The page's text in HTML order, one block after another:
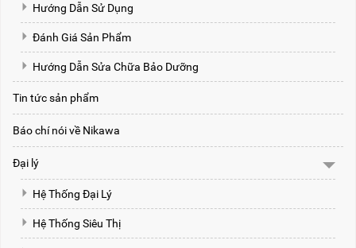
Hướng Dẫn Sử Dụng
Đánh Giá Sản Phẩm
Hướng Dẫn Sửa Chữa Bảo Dưỡng
Tin tức sản phẩm
Báo chí nói về Nikawa
Đại lý
Hệ Thống Đại Lý
Hệ Thống Siêu Thị